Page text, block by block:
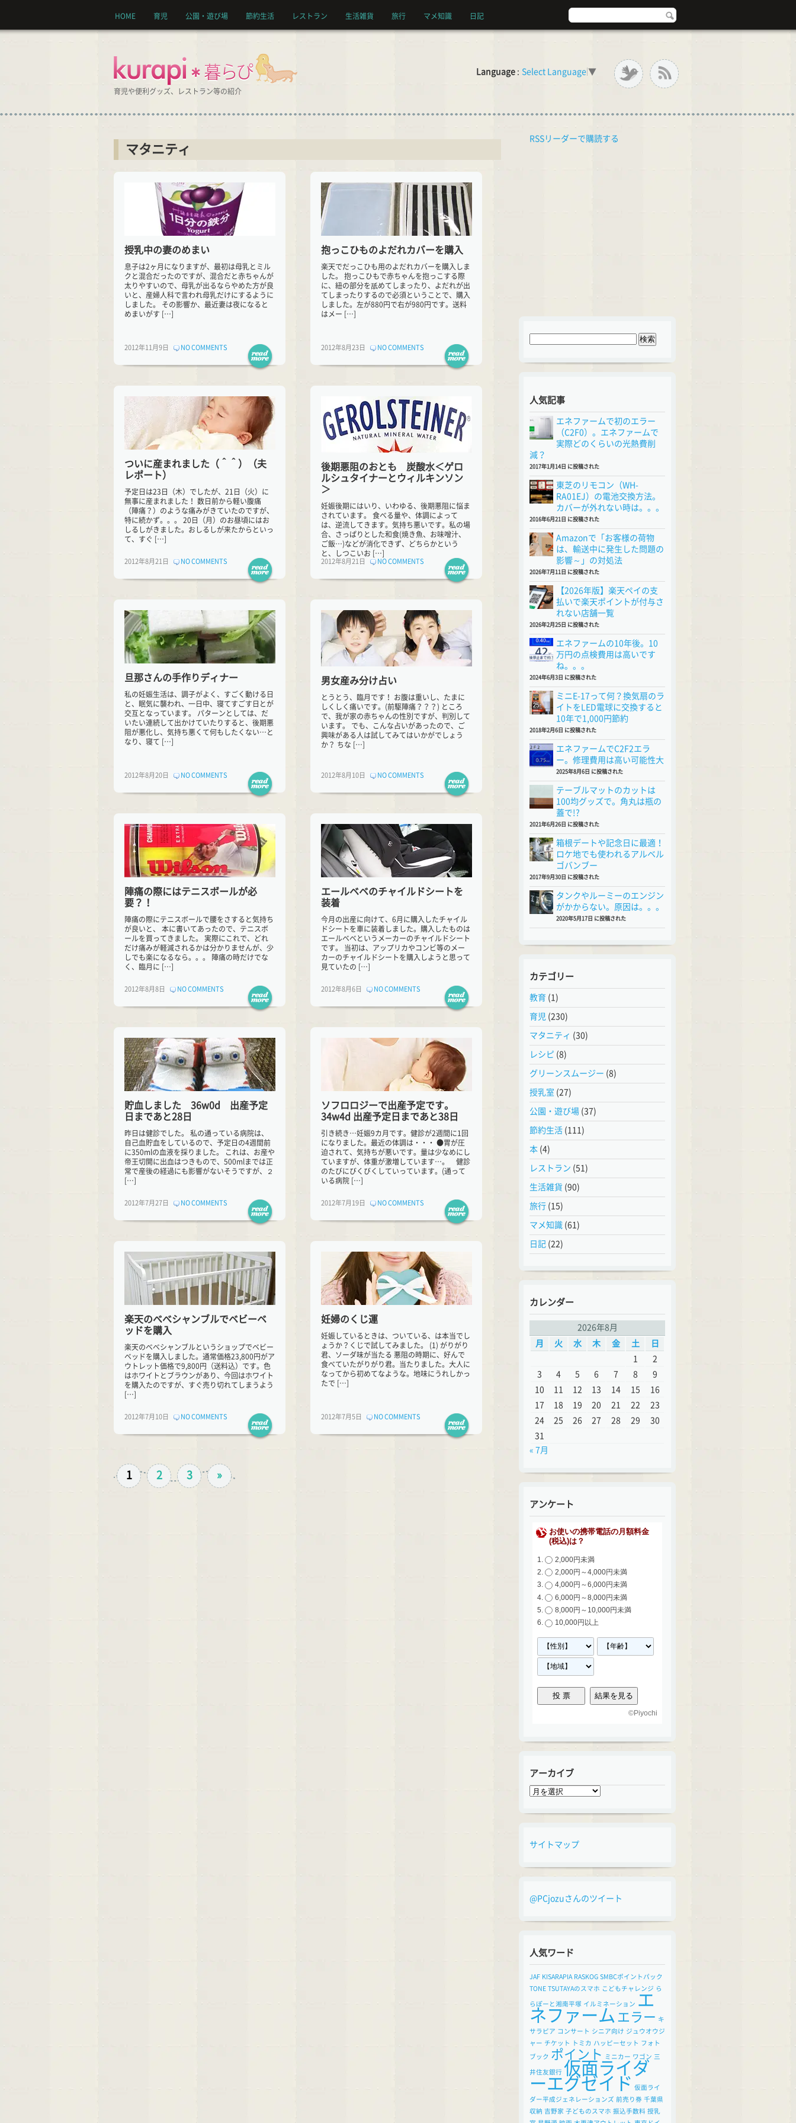
育児や便利グッズ、レストラン等の紹介
HOME 育児 公園・遊び場 節約生活 レストラン 生活雑貨 旅行 マメ知識 日記
Language : Select Language ▼
マタニティ
授乳中の妻のめまい
息子は2ヶ月になりますが、最初は母乳とミル
クと混合だったのですが、混合だと赤ちゃんが
太りやすいので、母乳が出るならやめた方が良
いと、産婦人科で言われ母乳だけにするように
しました。 その影響か、最近妻は夜になると
めまいがす […]
2012年11月9日 NO COMMENTS
抱っこひものよだれカバーを購入
楽天でだっこひも用のよだれカバーを購入しま
した。 抱っこひもで赤ちゃんを抱っこする際
に、紐の部分を舐めてしまったり、よだれが出
てしまったりするので必須ということで、購入
しました。左が880円で右が980円です。送料
はメー […]
2012年8月23日 NO COMMENTS
ついに産まれました（＾＾）（夫
レポート）
予定日は23日（木）でしたが、21日（火）に
無事に産まれました！ 数日前から軽い腹痛
（陣痛？）のような痛みがきていたのですが、
特に続かず。。。 20日（月）のお昼頃にはお
しるしがきました。おしるしが来たからといっ
て、すぐ […]
2012年8月21日 NO COMMENTS
後期悪阻のおとも 炭酸水＜ゲロ
ルシュタイナーとウィルキンソン
＞
妊娠後期にはいり、いわゆる、後期悪阻に悩ま
されています。 食べる量や、体調によって
は、逆流してきます。気持ち悪いです。私の場
合、さっぱりとした和食(焼き魚、お味噌汁、
ご飯…)などが消化できず、どちらかという
と、しつこいお […]
2012年8月21日 NO COMMENTS
旦那さんの手作りディナー
私の妊娠生活は、調子がよく、すごく動ける日
と、眠気に襲われ、一日中、寝てすごす日とが
交互となっています。 パターンとしては、だ
いたい連続して出かけていたりすると、後期悪
阻が悪化し、気持ち悪くて何もしたくない…と
なり、寝て […]
2012年8月20日 NO COMMENTS
男女産み分け占い
とうとう、臨月です！ お腹は重いし、たまに
しくしく痛いです。(前駆陣痛？？？) ところ
で、我が家の赤ちゃんの性別ですが、判別して
います。 でも、こんな占いがあったので、ご
興味がある人は試してみてはいかがでしょう
か？ ちな […]
2012年8月10日 NO COMMENTS
陣痛の際にはテニスボールが必
要？！
陣痛の際にテニスボールで腰をさすると気持ち
が良いと、 本に書いてあったので、テニスボ
ールを買ってきました。 実際にこれで、どれ
だけ痛みが軽減されるかは分かりませんが、少
しでも楽になるなら。。。 陣痛の時だけでな
く、臨月に […]
2012年8月8日 NO COMMENTS
エールベベのチャイルドシートを
装着
今月の出産に向けて、6月に購入したチャイル
ドシートを車に装着しました。購入したものは
エールベベというメーカーのチャイルドシート
です。 当初は、アップリカやコンビ等のメー
カーのチャイルドシートを購入しようと思って
見ていたの […]
2012年8月6日 NO COMMENTS
貯血しました 36w0d 出産予定
日まであと28日
昨日は健診でした。 私の通っている病院は、
自己血貯血をしているので、予定日の4週間前
に350mlの血液を採りました。 これは、お産や
帝王切開に出血はつきもので、500mlまでは正
常で産後の経過にも影響がないそうですが、２
[…]
2012年7月27日 NO COMMENTS
ソフロロジーで出産予定です。
34w4d 出産予定日まであと38日
引き続き…妊娠9カ月です。健診が2週間に1回
になりました。最近の体調は・・・ ●胃が圧
迫されて、気持ちが悪いです。量は少なめにし
ていますが、体重が激増しています…。 健診
のたびにびくびくしていっています。(通って
いる病院 […]
2012年7月19日 NO COMMENTS
楽天のべべシャンブルでベビーベ
ッドを購入
楽天のべべシャンブルというショップでベビー
ベッドを購入しました。通常価格23,800円がア
ウトレット価格で9,800円（送料込）です。色
はホワイトとブラウンがあり、今回はホワイト
を購入たのですが、すぐ売り切れてしまうよう
[…]
2012年7月10日 NO COMMENTS
妊婦のくじ運
妊娠しているときは、ついている、は本当でし
ょうか？くじで試してみました。 (1) がりがり
君、ソーダ味が当たる 悪阻の時期に、好んで
食べていたがりがり君。当たりました。大人に
なってから初めてなような。地味にうれしかっ
たで […]
2012年7月5日 NO COMMENTS
1 2 3 »
RSSリーダーで購読する
人気記事
エネファームで初のエラー
（C2F0）。エネファームで
実際どのくらいの光熱費削
減？
2017年1月14日 に投稿された
東芝のリモコン（WH-
RA01EJ）の電池交換方法。
カバーが外れない時は。。。
2016年6月21日 に投稿された
Amazonで「お客様の荷物
は、輸送中に発生した問題の
影響～」の対処法
2026年7月11日 に投稿された
【2026年版】楽天ペイの支
払いで楽天ポイントが付与さ
れない店舗一覧
2026年2月25日 に投稿された
エネファームの10年後。10
万円の点検費用は高いです
ね。。。
2024年6月3日 に投稿された
ミニE-17って何？換気扇のラ
イトをLED電球に交換すると
10年で1,000円節約
2018年2月6日 に投稿された
エネファームでC2F2エラ
ー。修理費用は高い可能性大
2025年8月6日 に投稿された
テーブルマットのカットは
100均グッズで。角丸は瓶の
蓋で!?
2021年6月26日 に投稿された
箱根デートや記念日に最適！
ロケ地でも使われるアルベル
ゴバンブー
2017年9月30日 に投稿された
タンクやルーミーのエンジン
がかからない。原因は。。。
2020年5月17日 に投稿された
カテゴリー
教育 (1)
育児 (230)
マタニティ (30)
レシピ (8)
グリーンスムージー (8)
授乳室 (27)
公園・遊び場 (37)
節約生活 (111)
本 (4)
レストラン (51)
生活雑貨 (90)
旅行 (15)
マメ知識 (61)
日記 (22)
カレンダー
2026年8月
月
火 水 木 金 土
日
1
2
3
4 5 6 7 8
9
10
11 12 13 14 15
16
17
18 19 20 21 22
23
24
25 26 27 28 29
30
31
« 7月
アンケート
お使いの携帯電話の月額料金
(税込)は？
2,000円未満
2,000円～4,000円未満
4,000円～6,000円未満
6,000円～8,000円未満
8,000円～10,000円未満
10,000円以上
©Piyochi
アーカイブ
ア
カ
サイトマップ
@PCjozuさんのツイート
人気ワード
JAF KISARAPIA RASKOG SMBCポイントパック
TONE TSUTAYAのスマホ こどもチャレンジ ら
らぽーと湘南平塚 イルミネーション エ
ネファーム エラー キ
サラピア コンサート シニア向け ジュウオウジ
ャー チケット トミカ ハッピーセット フォト
ブック ポイント ミニカー ワゴン 三
井住友銀行 仮面ライダ
ーエグゼイド 仮面ライ
ダー平成ジェネレーションズ 前売り券 千葉県
収納 吉野家 子どものスマホ 振込手数料 授乳